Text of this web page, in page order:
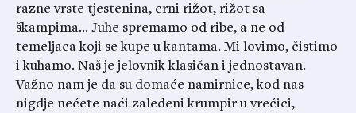
razne vrste tjestenina, crni rižot, rižot sa
škampima… Juhe spremamo od ribe, a ne od
temeljaca koji se kupe u kantama. Mi lovimo, čistimo
i kuhamo. Naš je jelovnik klasičan i jednostavan.
Važno nam je da su domaće namirnice, kod nas
nigdje nećete naći zaleđeni krumpir u vrećici,